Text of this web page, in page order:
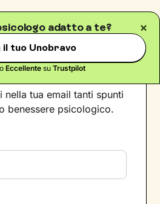
adatto a te?
il tuo Unobravo
Eccellentesu Trustpilot
newsletter
nella tua email tanti spunti
benessere psicologico.